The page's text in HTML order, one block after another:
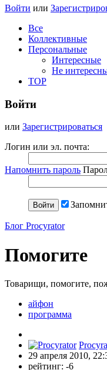
Войти или
Все
Коллективные
Персональные
Интересные
Не
TOP
Войти
или Зарегистрироваться
Логин или эл. почта:
Напомнить пароль
Блог Procyrator
Помогите
Товарищи, помогите,
айфон
программа
29 апреля 2010,
рейтинг: -6